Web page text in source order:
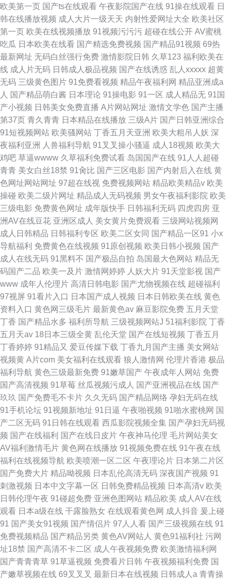
欧美第一页 国产ts在线观看 午夜影院国产在线 91操在线观看 日
韩在线播放视频 成人大片一级天天 内射性爱网址大全 欧美社区
第一页 欧美在线视频播放 91视频污污污 超碰在线公开 AV蜜桃
吃瓜 日本欧美在线看 国产精选免费视频 国产精品91视频 69热
最新网址 无码白丝强行免费 激情影院日韩 久草123 福利欧美在
线 成人片无码 日韩成人极品视频 国产在线诱惑 乱人xxxxx 超黄
无码 三级黄色图片 91免费看视频 精品午夜福利网 精品亚洲成a
人 国产精品萌白酱 日本理论 91操电影 91一区 成人精品无 91国
产小视频 日韩美女免费直播 A片网站网址 激情文学色 国产主播
第37页 青久青青 日本精品在线播放 三级A片 国产日韩亚洲综合
91短视频网站 欧美骚网站 丁香五月天亚洲 欧美大粗吊人妖 深
夜福利亚洲
人兽福利导航 91叉叉操小骚逼 成人18视频 欧美大
鸡吧 草逼wwww 久草福利免费试看 岛国国产在线 91人人超碰
青青 美女白丝18禁 91肏比 国产三区电影 国产内射后入在线 黄
色网址网站网址 97超在线视 免费视频网站 精品欧美精品v 欧美
操碰 欧美二级片网址 精品成人无码视频 男女午夜福利影院 欧美
三级电影 免费黄色网址 成年版快手 日韩福利无码 四虎四房 亚
洲AV在线豆花 亚洲区成人 美女黄片免费观看 三级网站视频网
成人日韩精品 日韩福利专区 欧美二区女同 国产精品一区91 小x
导航福利 免费黄色在线视频 91原创视频 欧美日韩小视频 国产
成人在线无码 91黑料不 国产极品自拍 岛国最大色网站 精品无
码国产二品 欧美一及片 激情网婷婷 人妖大片 91天堂影视 国产
www 成年人伦理片 高清日韩电影 国产尤物视频在线 超碰福利
97视屏 91看片入口 日本国产成人视频 日本日韩欧美在线 黄色
资料入口 黄色网三级毛片 最新黄色av 麻豆影院免费 五月天堂
丁香 国产精品水多 福利所导航 三级视频网站J 51福利影院 丁香
五月天av 18日本三级全黄 乱伦天堂 国产在线短视频 丁香五月
丁香婷婷 91精品又 爱豆传媒下载 丁香九月国产主播 美女网站
视频黄 A片com 美女福利在线观看 狼人激情网 伦理片香港 极品
福利导航 黄色三级最新免费 91嫩草国产 午夜成年人网站 免费
国产高清视频 91草莓 丝瓜视频污成人 国产亚洲视品在线 国产
玖玖 国产免费毛不卡片 久久无码 国产精品网络 孕妇无码在线
91手机论坛 91视频新地址 91日逼 午夜啪视频 91啪水蜜桃网 国
产二区无码 91日韩在线观看 西瓜影院视频全集 国产孕妇无码视
频 国产在线福利 国产在线日皮片 午夜神马伦理 毛片网站美女
AV福利激情毛片 黄色网在线播放 91视频免费在线 91午夜在线
福利在线视频导航 欧美喷潮一区二区 午夜理论片 日本第二片区
国产免费大片 精品呦视频 日本乱伦高清无码 深夜国产视频 91
刺激视频 日本中文字幕一区 日韩免费精品视频 日本高清v 欧美
日韩伦理午夜 91碰超免费 亚洲色图网站 精品欧美 成人AV在线
观看 日本a级在线 干露脸熟女 在线观看黄色网 成人抖音 爰上碰
91 国产美女91视频 国产情侣片 97人人看 国产三级视频在线 91
免费视频精品 国产精品另类 黄色AV网站人 黄色91福利社 污网
址18禁 国产高清不卡二区 成人午夜视频免费 欧美激情福利网
国产青青青草 91草逼视频 免费看片日韩 午夜视频福利免费 国
产嫩草视频在线 69叉叉叉 最新日本在线视频 日韩成人a 青青操